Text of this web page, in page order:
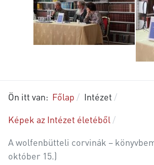
Ön itt van: Főlap
Intézet
Képek az Intézet életéből
A wolfenbütteli corvinák –
október 15.)